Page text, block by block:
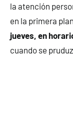
la atención
en la primera
jueves, en
cuando se